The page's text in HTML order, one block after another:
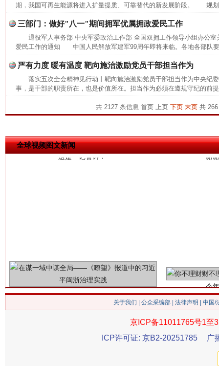
期，我国可再生能源将进入扩量提质、可靠替代的新发展阶段。 规
三部门：做好"八一"期间拥军优属拥政爱民工作
退役军人事务部 中央军委政治工作部 全国双拥工作领导小组办公
爱民工作的通知 中国人民解放军建军99周年即将来临。各地各部队
严有力度 暖有温度 靶向施治激励党员干部担当作为
落实五次全会精神见行动丨靶向施治激励党员干部担当作为中央
事，是干部的职责所在，也是价值所在。担当作为必须在遵规守纪的前
共 2127 条信息 首页 上页 下页 末页共 266
全球视频图文新闻
这是一记警钟！ 谢
关于我们 公众采编部 法律声明 | 中国
京ICP备11011765号1至
ICP许可证: 京B2-20251785
广